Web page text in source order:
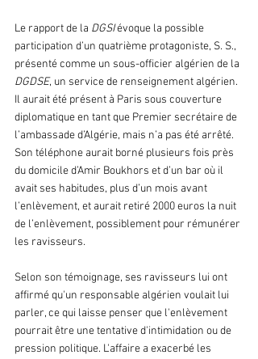
Le rapport de la DGSI évoque la possible
participation d’un quatrième protagoniste, S. S.,
présenté comme un sous-officier algérien de la
DGDSE, un service de renseignement algérien.
Il aurait été présent à Paris sous couverture
diplomatique en tant que Premier secrétaire de
l’ambassade d’Algérie, mais n’a pas été arrêté.
Son téléphone aurait borné plusieurs fois près
du domicile d’Amir Boukhors et d’un bar où il
avait ses habitudes, plus d’un mois avant
l’enlèvement, et aurait retiré 2000 euros la nuit
de l’enlèvement, possiblement pour rémunérer
les ravisseurs.
Selon son témoignage, ses ravisseurs lui ont
affirmé qu'un responsable algérien voulait lui
parler, ce qui laisse penser que l'enlèvement
pourrait être une tentative d'intimidation ou de
pression politique. L'affaire a exacerbé les